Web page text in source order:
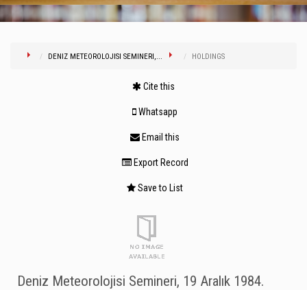
DENIZ METEOROLOJISI SEMINERI,... HOLDINGS
Cite this
Whatsapp
Email this
Export Record
Save to List
Deniz Meteorolojisi Semineri, 19 Aralık 1984.